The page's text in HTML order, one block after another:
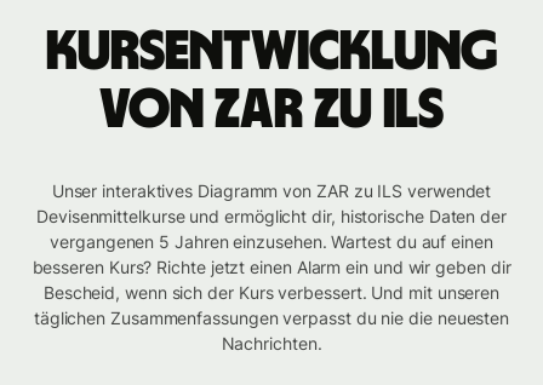
Kursentwicklung
von ZAR zu ILS
Unser interaktives Diagramm von ZAR zu ILS verwendet
Devisenmittelkurse und ermöglicht dir, historische Daten der
vergangenen 5 Jahren einzusehen. Wartest du auf einen
besseren Kurs? Richte jetzt einen Alarm ein und wir geben dir
Bescheid, wenn sich der Kurs verbessert. Und mit unseren
täglichen Zusammenfassungen verpasst du nie die neuesten
Nachrichten.